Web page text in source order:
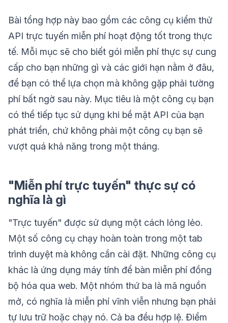
Bài tổng hợp này bao gồm các công cụ kiểm thử
API trực tuyến miễn phí hoạt động tốt trong thực
tế. Mỗi mục sẽ cho biết gói miễn phí thực sự cung
cấp cho bạn những gì và các giới hạn nằm ở đâu,
để bạn có thể lựa chọn mà không gặp phải tường
phí bất ngờ sau này. Mục tiêu là một công cụ bạn
có thể tiếp tục sử dụng khi bề mặt API của bạn
phát triển, chứ không phải một công cụ bạn sẽ
vượt quá khả năng trong một tháng.
"Miễn phí trực tuyến" thực sự có
nghĩa là gì
"Trực tuyến" được sử dụng một cách lỏng lẻo.
Một số công cụ chạy hoàn toàn trong một tab
trình duyệt mà không cần cài đặt. Những công cụ
khác là ứng dụng máy tính để bàn miễn phí đồng
bộ hóa qua web. Một nhóm thứ ba là mã nguồn
mở, có nghĩa là miễn phí vĩnh viễn nhưng bạn phải
tự lưu trữ hoặc chạy nó. Cả ba đều hợp lệ. Điểm